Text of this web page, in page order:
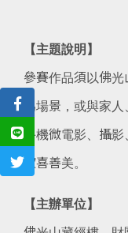
【主題說明】
參賽作品須以佛
為場景，或與家
手機微電影、攝
歡喜善美。
【主辦單位】